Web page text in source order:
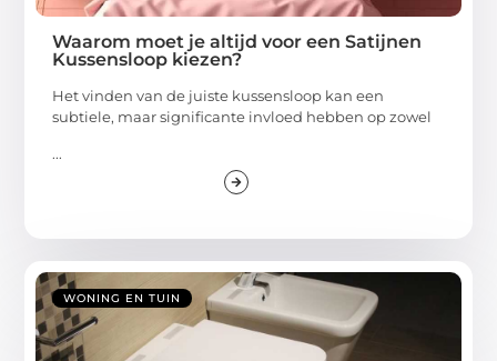
Waarom moet je altijd voor een Satijnen
Kussensloop kiezen?
Het vinden van de juiste kussensloop kan een
subtiele, maar significante invloed hebben op zowel
...
WONING EN TUIN